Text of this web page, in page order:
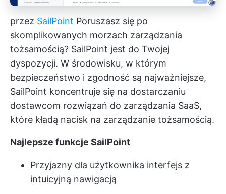
przez SailPoint Poruszasz się po
skomplikowanych morzach zarządzania
tożsamością? SailPoint jest do Twojej
dyspozycji. W środowisku, w którym
bezpieczeństwo i zgodność są najważniejsze,
SailPoint koncentruje się na dostarczaniu
dostawcom rozwiązań do zarządzania SaaS,
które kładą nacisk na zarządzanie tożsamością.
Najlepsze funkcje SailPoint
Przyjazny dla użytkownika interfejs z
intuicyjną nawigacją